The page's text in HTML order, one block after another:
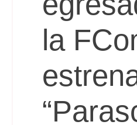
Comunicación Audiovisual
Doble Grado PER/CAV
#YoPractico
Boletines
la